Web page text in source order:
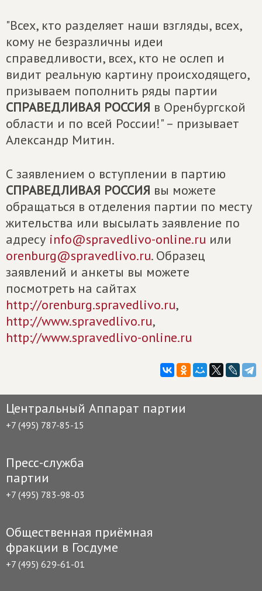
"Всех, кто разделяет наши взгляды, всех,
кому не безразличны идеи
справедливости, всех, кто не ослеп и
видит реальную картину происходящего,
призываем пополнить ряды партии
СПРАВЕДЛИВАЯ РОССИЯ в Оренбургской
области и по всей России!" – призывает
Александр Митин.
С заявлением о вступлении в партию
СПРАВЕДЛИВАЯ РОССИЯ вы можете
обращаться в отделения партии по месту
жительства или высылать заявление по
адресу info@spravedlivo-online.ru или
orenburg@spravedlivo.ru. Образец
заявлений и анкеты вы можете
посмотреть на сайтах
http://orenburg.spravedlivo.ru,
http://www.spravedlivo.ru,
http://www.spravedlivo-online.ru
Центральный Аппарат партии
+7 (495) 787-85-15
Пресс-служба
партии
+7 (495) 783-98-03
Общественная приёмная
фракции в Госдуме
+7 (495) 629-61-01